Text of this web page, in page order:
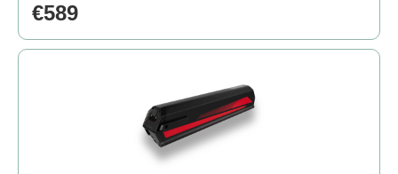
€589